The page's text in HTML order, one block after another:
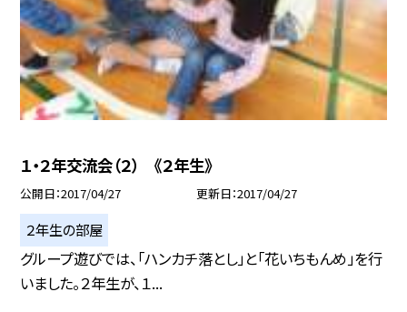
１・２年交流会（２） 《２年生》
公開日 2017/04/27 更新日 2017/04/27
２年生の部屋
グループ遊びでは、「ハンカチ落とし」と「花いちもんめ」を行
いました。２年生が、１...